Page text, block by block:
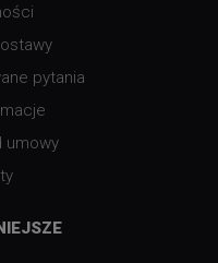
pytania
umowy